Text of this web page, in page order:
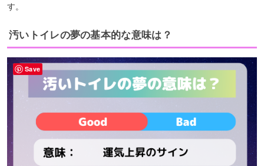
す。
汚いトイレの夢の基本的な意味は？
Save